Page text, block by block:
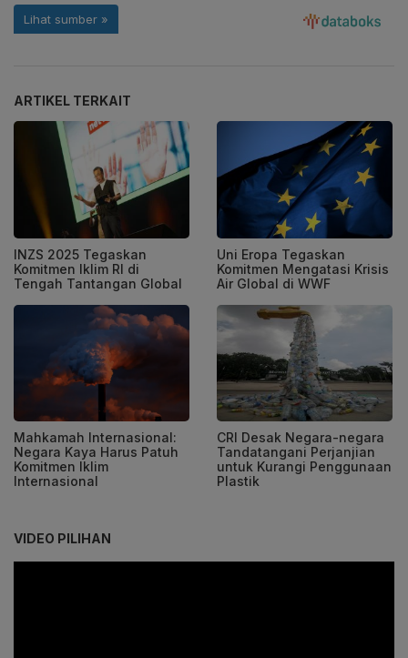
ARTIKEL TERKAIT
INZS 2025 Tegaskan
Komitmen Iklim RI di
Tengah Tantangan Global
Uni Eropa Tegaskan
Komitmen Mengatasi Krisis
Air Global di WWF
Mahkamah Internasional:
Negara Kaya Harus Patuh
Komitmen Iklim
Internasional
CRI Desak Negara-negara
Tandatangani Perjanjian
untuk Kurangi Penggunaan
Plastik
VIDEO PILIHAN